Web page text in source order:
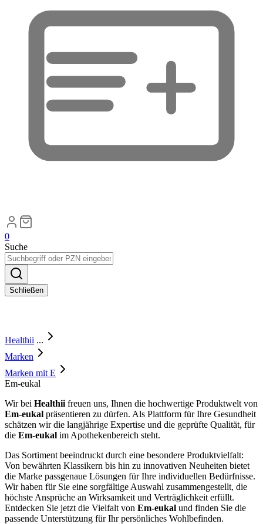
0
Suche
Schließen
Healthii ...
Marken
Marken mit E
Em-eukal
Wir bei Healthii freuen uns, Ihnen die hochwertige Produktwelt von
Em-eukal präsentieren zu dürfen. Als Plattform für Ihre Gesundheit
schätzen wir die langjährige Expertise und die geprüfte Qualität, für
die Em-eukal im Apothekenbereich steht.
Das Sortiment beeindruckt durch eine besondere Produktvielfalt:
Von bewährten Klassikern bis hin zu innovativen Neuheiten bietet
die Marke passgenaue Lösungen für Ihre individuellen Bedürfnisse.
Wir haben für Sie eine sorgfältige Auswahl zusammengestellt, die
höchste Ansprüche an Wirksamkeit und Verträglichkeit erfüllt.
Entdecken Sie jetzt die Vielfalt von Em-eukal und finden Sie die
passende Unterstützung für Ihr persönliches Wohlbefinden.